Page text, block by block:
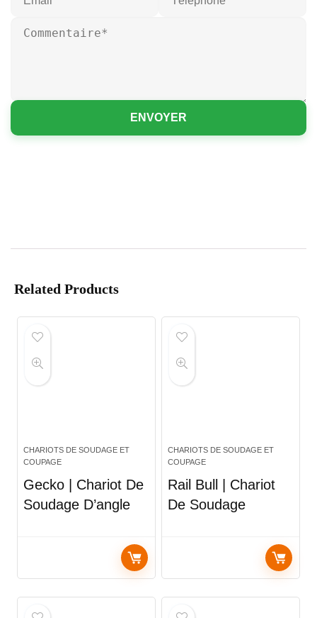
ENVOYER
Related Products
CHARIOTS DE SOUDAGE ET
COUPAGE
Gecko | Chariot De
Soudage D’angle
CHARIOTS DE SOUDAGE ET
COUPAGE
Rail Bull | Chariot
De Soudage